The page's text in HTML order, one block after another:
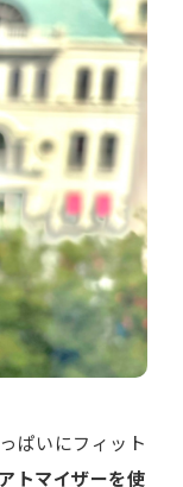
ぱいにフィット
トマイザーを使